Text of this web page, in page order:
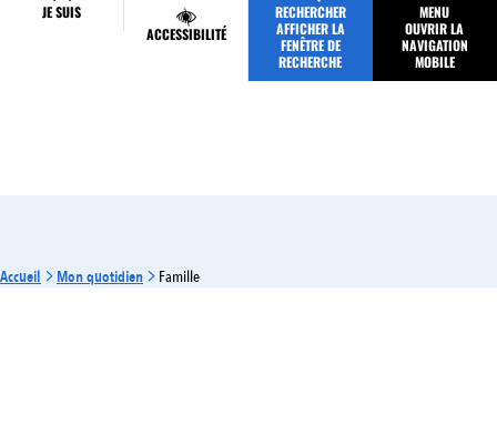
JE SUIS
ACCESSIBILITÉ
RECHERCHER
AFFICHER LA
FENÊTRE DE
RECHERCHE
MENU
OUVRIR LA
NAVIGATION
MOBILE
MES DÉMARCHES
Accueil Mon quotidien Famille